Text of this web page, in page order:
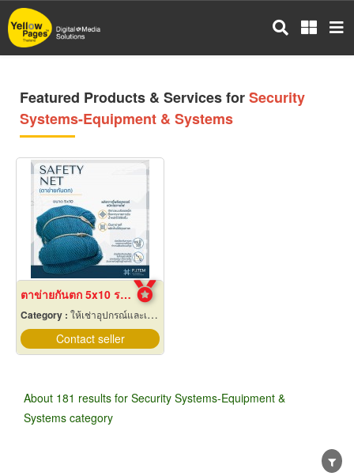
Skip
to
main
Featured Products & Services forSecurity
Systems-Equipment & Systems
ตาข่ายกันตก 5x10 ราคาถูก
Category : ให้เช่าอุปกรณ์และเครื่องใช้สำหรับผู้รับเหมาก่อสร้าง
Contact seller
About 181 results for Security Systems-Equipment &
Systems category